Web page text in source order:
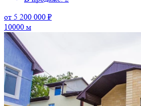
от 5 200 000 ₽
10000 м